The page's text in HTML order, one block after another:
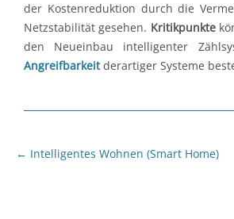
der Kostenreduktion durch die
Netzstabilität gesehen. Kritikpunkte
den Neueinbau intelligenter
Angreifbarkeitderartiger Systeme
Beitragsnavigation
← Intelligentes Wohnen (Smart Home)